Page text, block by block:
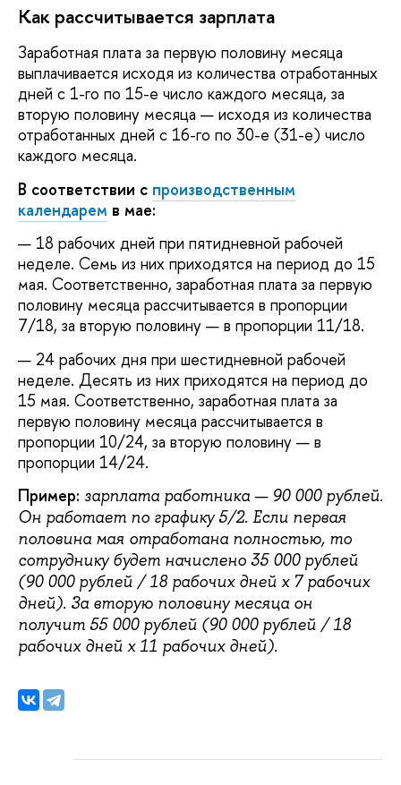
Как рассчитывается зарплата
Заработная плата за первую половину месяца
выплачивается исходя из количества отработанных
дней с 1-го по 15-е число каждого месяца, за
вторую половину месяца — исходя из количества
отработанных дней с 16-го по 30-е (31-е) число
каждого месяца.
В соответствии с производственным
календарем в мае:
— 18 рабочих дней при пятидневной рабочей
неделе. Семь из них приходятся на период до 15
мая. Соответственно, заработная плата за первую
половину месяца рассчитывается в пропорции
7/18, за вторую половину — в пропорции 11/18.
— 24 рабочих дня при шестидневной рабочей
неделе. Десять из них приходятся на период до
15 мая. Соответственно, заработная плата за
первую половину месяца рассчитывается в
пропорции 10/24, за вторую половину — в
пропорции 14/24.
Пример: зарплата работника — 90 000 рублей.
Он работает по графику 5/2. Если первая
половина мая отработана полностью, то
сотруднику будет начислено 35 000 рублей
(90 000 рублей / 18 рабочих дней x 7 рабочих
дней). За вторую половину месяца он
получит 55 000 рублей (90 000 рублей / 18
рабочих дней х 11 рабочих дней).